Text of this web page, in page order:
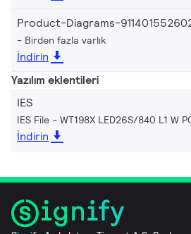
Product-Diagrams-
Birden fazla varlık
İndirin
Yazılım eklentileri
IES
IES File - WT198X LED26S/840 L1 W
İndirin